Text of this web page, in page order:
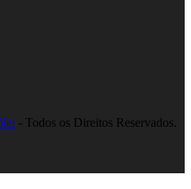
- Todos os Direitos Reservados.